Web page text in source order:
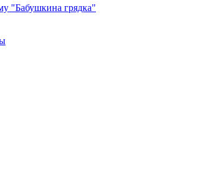
"Бабушкина грядка"